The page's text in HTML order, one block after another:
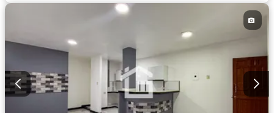
Estacionamiento
Completamente amoblado